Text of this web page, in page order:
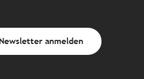
anmelden